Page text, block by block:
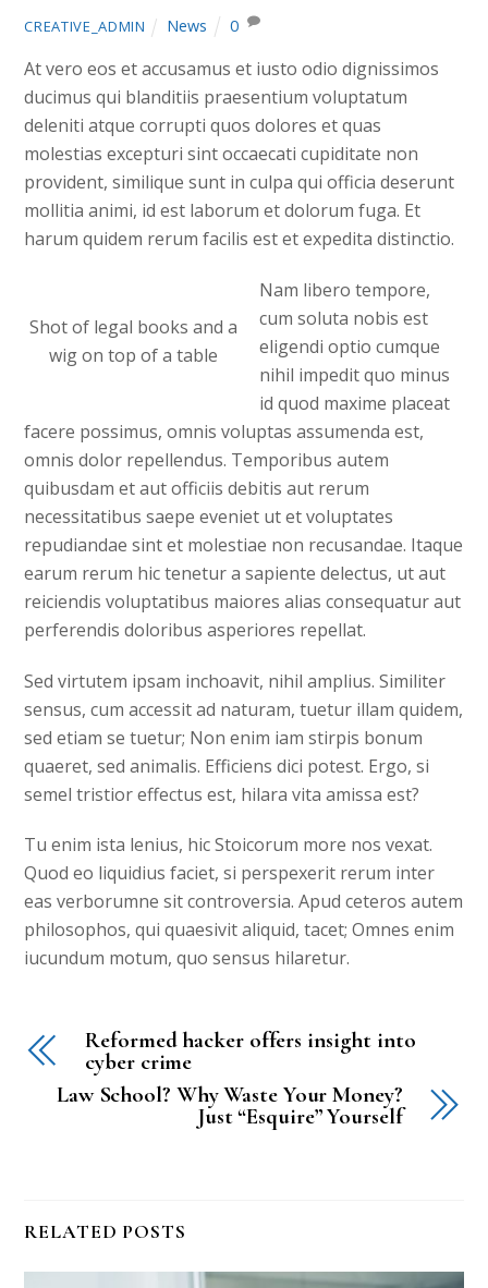
CREATIVE_ADMIN News 0
At vero eos et accusamus et iusto odio dignissimos
ducimus qui blanditiis praesentium voluptatum
deleniti atque corrupti quos dolores et quas
molestias excepturi sint occaecati cupiditate non
provident, similique sunt in culpa qui officia deserunt
mollitia animi, id est laborum et dolorum fuga. Et
harum quidem rerum facilis est et expedita distinctio.
Shot of legal books and a
wig on top of a table
Nam libero tempore,
cum soluta nobis est
eligendi optio cumque
nihil impedit quo minus
id quod maxime placeat
facere possimus, omnis voluptas assumenda est,
omnis dolor repellendus. Temporibus autem
quibusdam et aut officiis debitis aut rerum
necessitatibus saepe eveniet ut et voluptates
repudiandae sint et molestiae non recusandae. Itaque
earum rerum hic tenetur a sapiente delectus, ut aut
reiciendis voluptatibus maiores alias consequatur aut
perferendis doloribus asperiores repellat.
Sed virtutem ipsam inchoavit, nihil amplius. Similiter
sensus, cum accessit ad naturam, tuetur illam quidem,
sed etiam se tuetur; Non enim iam stirpis bonum
quaeret, sed animalis. Efficiens dici potest. Ergo, si
semel tristior effectus est, hilara vita amissa est?
Tu enim ista lenius, hic Stoicorum more nos vexat.
Quod eo liquidius faciet, si perspexerit rerum inter
eas verborumne sit controversia. Apud ceteros autem
philosophos, qui quaesivit aliquid, tacet; Omnes enim
iucundum motum, quo sensus hilaretur.
Reformed hacker offers insight into
cyber crime
Law School? Why Waste Your Money?
Just “Esquire” Yourself
RELATED POSTS